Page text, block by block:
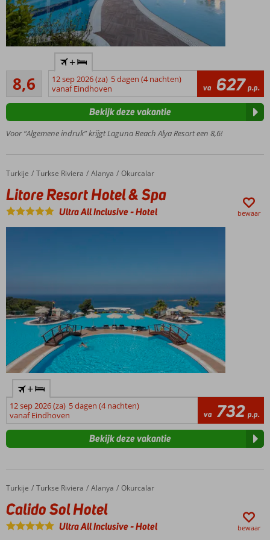
Familiehotel
vlak bij het
strand
Zwembad
met
2 à-la-
8,6Aanrader
19
beoordelingen
+
12 sep 2026 (za) 5 dagen (4 nachten)
vanaf Eindhoven
va 627 p.p.
Voor “Algemene indruk” krijgt Laguna Beach Alya Resort een 8,6!
Bekijk deze vakantie
Home
Turkije Turkse Riviera Alanya Okurcalar
Litore Resort Hotel & Spa
Litore Resort Hotel & Spa
Ultra All Inclusive-Hotel bewaar
+
12 sep 2026 (za) 5 dagen (4 nachten)
vanaf Eindhoven
va 732 p.p.
Bekijk deze vakantie
Home
Turkije Turkse Riviera Alanya Okurcalar
Calido Sol Hotel
Calido Sol Hotel
Ultra All Inclusive-Hotel bewaar